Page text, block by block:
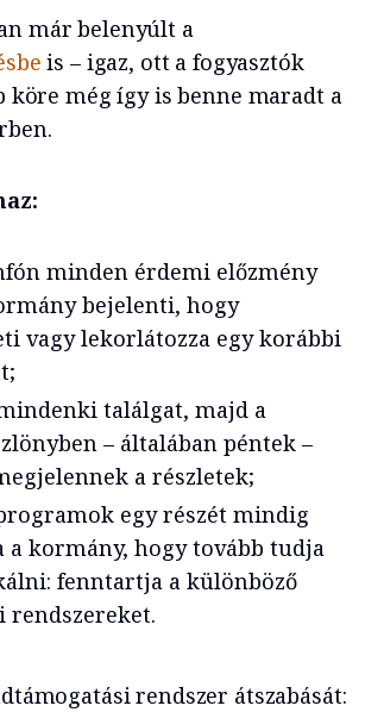
már belenyúlt a
is – igaz, ott a fogyasztók
köre még így is benne maradt a
minden érdemi előzmény
bejelenti, hogy
vagy lekorlátozza egy korábbi
találgat, majd a
– általában péntek –
a részletek;
egy részét mindig
a kormány, hogy tovább tudja
fenntartja a különböző
rendszereket.
rendszer átszabását: